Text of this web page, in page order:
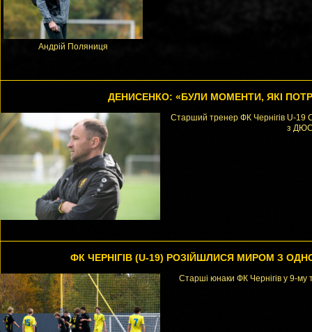
Андрій Поляниця
ДЕНИСЕНКО: «БУЛИ МОМЕНТИ, ЯКІ
Старший тренер ФК Чернігів U-19
з
ФК ЧЕРНІГІВ (U-19) РОЗІЙШЛИСЯ МИРОМ З
Старші юнаки ФК Чернігів у 9-му